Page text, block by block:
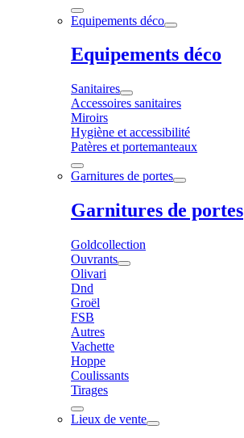
Equipements déco
Equipements déco
Sanitaires
Accessoires sanitaires
Miroirs
Hygiène et accessibilité
Patères et portemanteaux
Garnitures de portes
Garnitures de portes
Goldcollection
Ouvrants
Olivari
Dnd
Groël
FSB
Autres
Vachette
Hoppe
Coulissants
Tirages
Lieux de vente